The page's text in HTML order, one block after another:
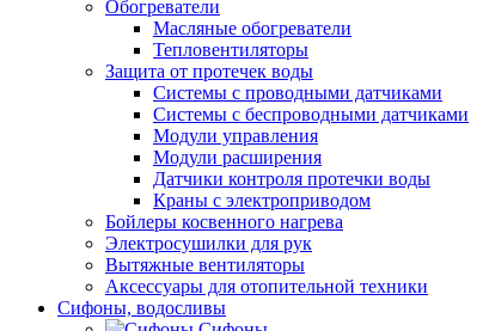
Обогреватели
Масляные обогреватели
Тепловентиляторы
Защита от протечек воды
Системы с проводными датчиками
Системы с беспроводными датчиками
Модули управления
Модули расширения
Датчики контроля протечки воды
Краны с электроприводом
Бойлеры косвенного нагрева
Электросушилки для рук
Вытяжные вентиляторы
Аксессуары для отопительной техники
Сифоны, водосливы